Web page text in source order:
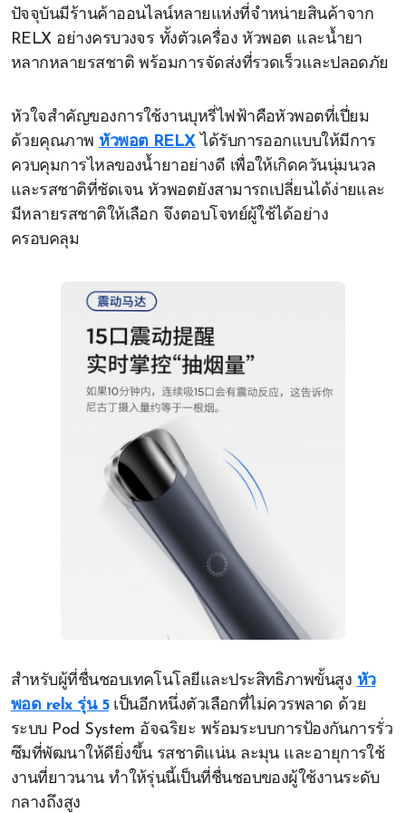
ปัจจุบันมีร้านค้าออนไลน์หลายแห่งที่จำหน่ายสินค้าจาก
RELX อย่างครบวงจร ทั้งตัวเครื่อง หัวพอต และน้ำยา
หลากหลายรสชาติ พร้อมการจัดส่งที่รวดเร็วและปลอดภัย
หัวใจสำคัญของการใช้งานบุหรี่ไฟฟ้าคือหัวพอตที่เปี่ยม
ด้วยคุณภาพ หัวพอต RELXได้รับการออกแบบให้มีการ
ควบคุมการไหลของน้ำยาอย่างดี เพื่อให้เกิดควันนุ่มนวล
และรสชาติที่ชัดเจน หัวพอตยังสามารถเปลี่ยนได้ง่ายและ
มีหลายรสชาติให้เลือก จึงตอบโจทย์ผู้ใช้ได้อย่าง
ครอบคลุม
สำหรับผู้ที่ชื่นชอบเทคโนโลยีและประสิทธิภาพขั้นสูง หัว
พอด relx รุ่น 5เป็นอีกหนึ่งตัวเลือกที่ไม่ควรพลาด ด้วย
ระบบ Pod System อัจฉริยะ พร้อมระบบการป้องกันการรั่ว
ซึมที่พัฒนาให้ดียิ่งขึ้น รสชาติแน่น ละมุน และอายุการใช้
งานที่ยาวนาน ทำให้รุ่นนี้เป็นที่ชื่นชอบของผู้ใช้งานระดับ
กลางถึงสูง